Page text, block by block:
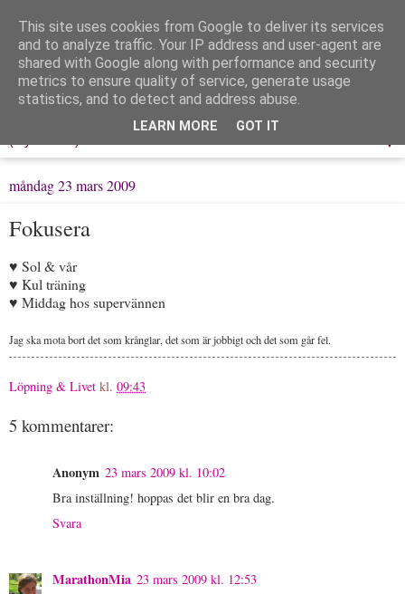
Löpning & Livet
Mitt liv, mina tankar & min träning
▼
måndag 23 mars 2009
Fokusera
♥ Sol & vår
♥ Kul träning
♥ Middag hos supervännen
Jag ska mota bort det som krånglar, det som är jobbigt och det som går fel.
Löpning & Livet kl. 09:43
5 kommentarer:
Anonym 23 mars 2009 kl. 10:02
Bra inställning! hoppas det blir en bra dag.
Svara
MarathonMia 23 mars 2009 kl. 12:53
This site uses cookies from Google to deliver its services
and to analyze traffic. Your IP address and user-agent are
shared with Google along with performance and security
metrics to ensure quality of service, generate usage
statistics, and to detect and address abuse.
LEARN MORE GOT IT